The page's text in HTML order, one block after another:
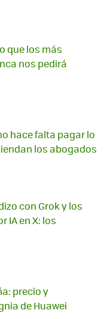
que los más
nos pedirá
hace falta pagar lo
los abogados
con Grok y los
IA en X: los
precio y
de Huawei